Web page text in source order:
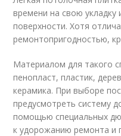
времени на свою укладку
поверхности. Хотя
ремонтопригодностью,
Материалом для такого
пенопласт, пластик,
керамика. При выборе
предусмотреть систему
помощью специальных
к удорожанию ремонта и